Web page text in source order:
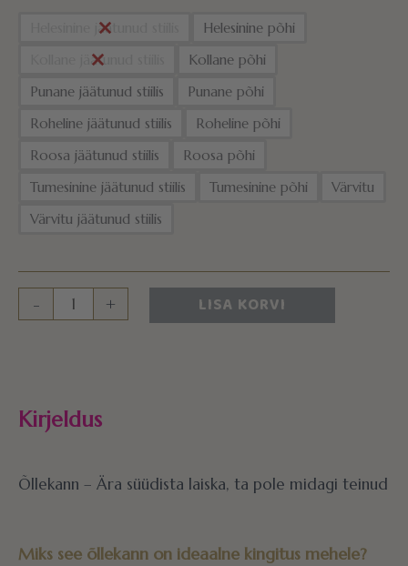
Helesinine jäätunud stiilis
Helesinine põhi
Kollane jäätunud stiilis
Kollane põhi
Punane jäätunud stiilis
Punane põhi
Roheline jäätunud stiilis
Roheline põhi
Roosa jäätunud stiilis
Roosa põhi
Tumesinine jäätunud stiilis
Tumesinine põhi
Värvitu
Värvitu jäätunud stiilis
- + LISA KORVI
Kirjeldus
Õllekann – Ära süüdista laiska, ta pole midagi teinud
Miks see õllekann on ideaalne kingitus mehele?